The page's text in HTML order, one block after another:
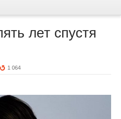
лет спустя
1 064